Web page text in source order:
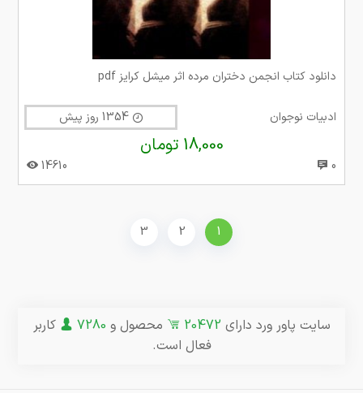
دانلود کتاب انجمن دختران مرده اثر میشل کرایز pdf
ادبیات نوجوان 1354 روز پیش
18,000 تومان
0
14610
1
2
3
سایت پاور ورد دارای 20472 محصول و 7280
کاربر
فعال است.